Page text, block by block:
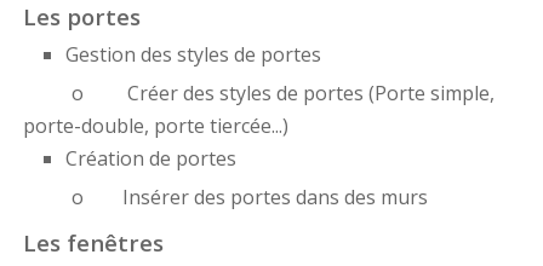
Les portes
Gestion des styles de portes
o Créer des styles de portes (Porte simple,
porte-double, porte tiercée...)
Création de portes
o Insérer des portes dans des murs
Les fenêtres